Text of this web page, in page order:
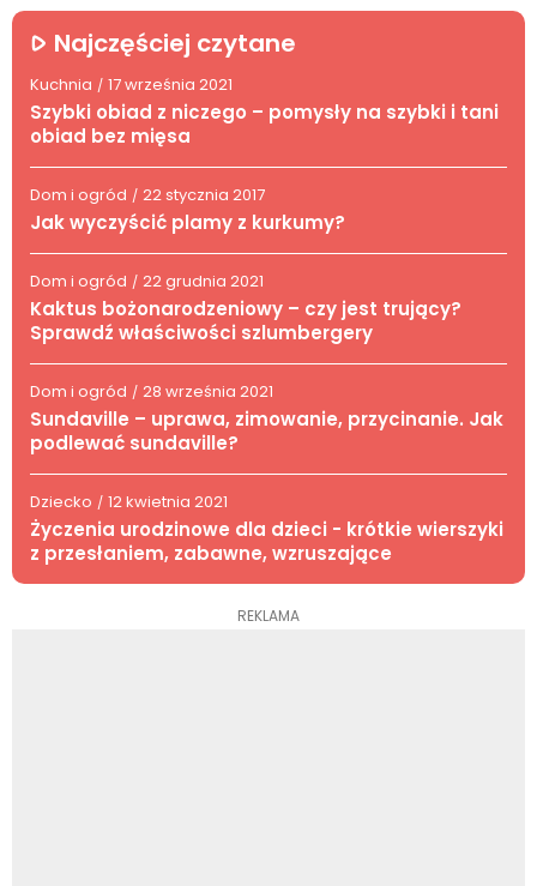
Najczęściej czytane
Kuchnia / 17 września 2021
Szybki obiad z niczego – pomysły na szybki i tani
obiad bez mięsa
Dom i ogród / 22 stycznia 2017
Jak wyczyścić plamy z kurkumy?
Dom i ogród / 22 grudnia 2021
Kaktus bożonarodzeniowy – czy jest trujący?
Sprawdź właściwości szlumbergery
Dom i ogród / 28 września 2021
Sundaville – uprawa, zimowanie, przycinanie. Jak
podlewać sundaville?
Dziecko / 12 kwietnia 2021
Życzenia urodzinowe dla dzieci - krótkie wierszyki
z przesłaniem, zabawne, wzruszające
REKLAMA